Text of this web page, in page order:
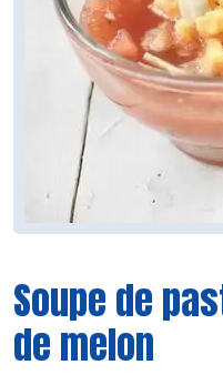
Soupe de
de melon